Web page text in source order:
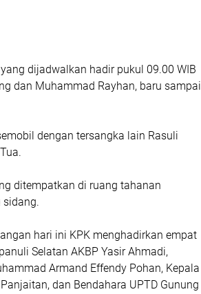
dijadwalkan hadir pukul 09.00 WIB
dan Muhammad Rayhan, baru sampai
dengan tersangka lain Rasuli
ditempatkan di ruang tahanan
sidang.
hari ini KPK menghadirkan empat
Selatan AKBP Yasir Ahmadi,
Armand Effendy Pohan, Kepala
dan Bendahara UPTD Gunung